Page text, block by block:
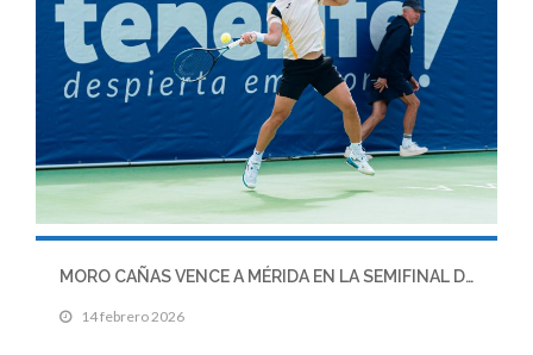
MORO CAÑAS VENCE A MÉRIDA EN LA SEMIFINAL DE TENERIFE
14 febrero 2026